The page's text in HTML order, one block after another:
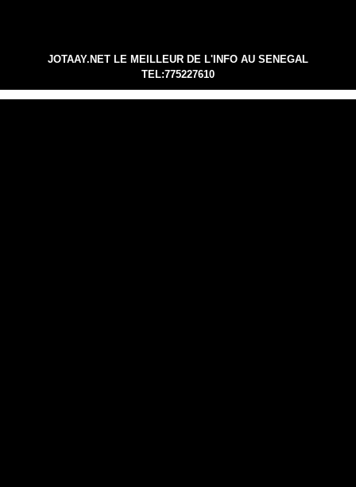
JOTAAY.NET LE MEILLEUR DE L'INFO AU SENEGAL
TEL:775227610